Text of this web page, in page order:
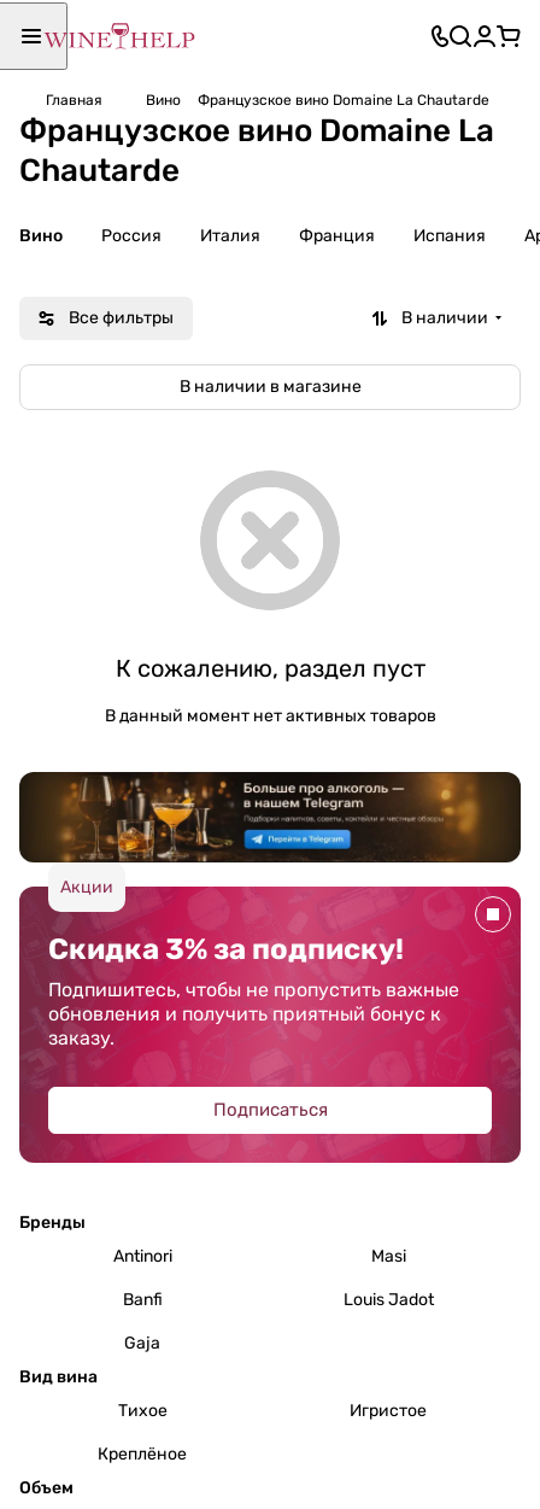
Главная Вино Французское вино Domaine La Chautarde
Французское вино Domaine La
Chautarde
Вино Россия Италия Франция Испания
Все фильтры В наличии
В наличии в магазине
К сожалению, раздел пуст
В данный момент нет активных товаров
Акции
Скидка 3% за подписку!
Подпишитесь, чтобы не пропустить важные
обновления и получить приятный бонус к
заказу.
Подписаться
Бренды
Antinori
Masi
Banfi Louis Jadot
Gaja
Вид вина
Тихое
Игристое
Креплёное
Объем